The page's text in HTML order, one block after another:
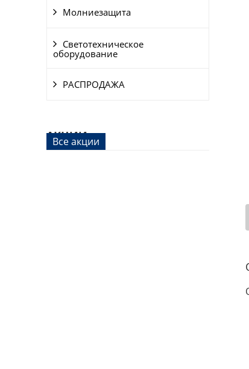
Молниезащита
Светотехническое
оборудование
РАСПРОДАЖА
АКЦИИ
Все акции